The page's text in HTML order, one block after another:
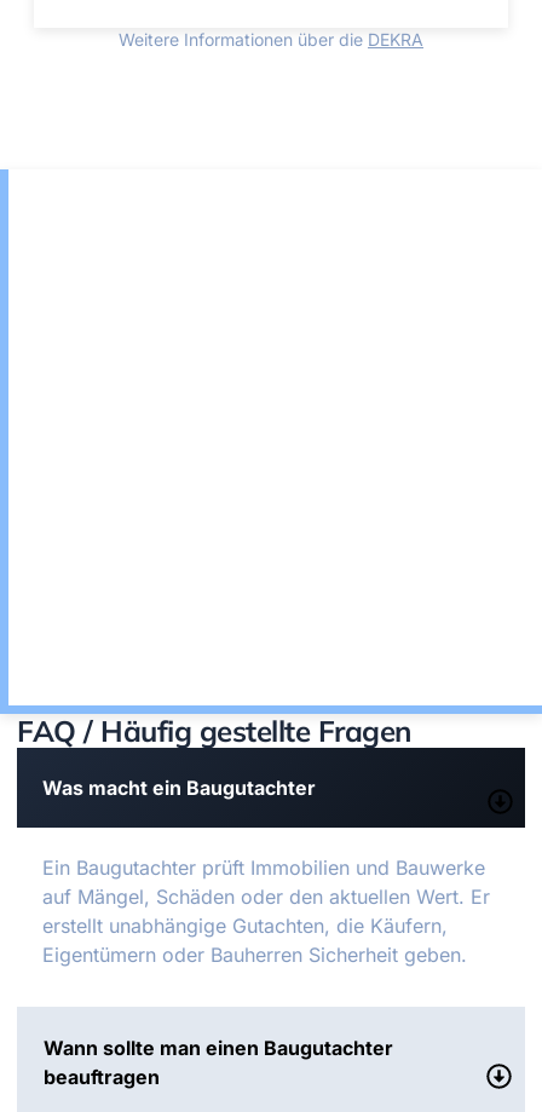
Weitere Informationen über die DEKRA
FAQ / Häufig gestellte Fragen
Was macht ein Baugutachter
Ein Baugutachter prüft Immobilien und Bauwerke
auf Mängel, Schäden oder den aktuellen Wert. Er
erstellt unabhängige Gutachten, die Käufern,
Eigentümern oder Bauherren Sicherheit geben.
Wann sollte man einen Baugutachter
beauftragen